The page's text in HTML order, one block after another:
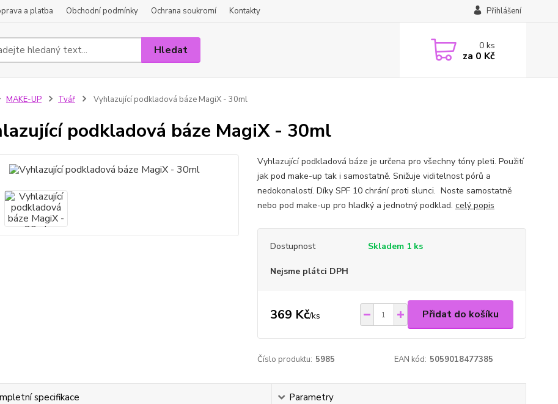
a platba Obchodní podmínky Ochrana soukromí Kontakty Přihlášení
Hledat 0ks
za 0 Kč
MAKE-UP Tvář Vyhlazující podkladová báze MagiX - 30ml
podkladová báze MagiX - 30ml
Vyhlazující podkladová báze je určena pro všechny tóny pleti. Použití
jak pod make-up tak i samostatně. Snižuje viditelnost pórů a
nedokonalostí. Díky SPF 10 chrání proti slunci. Noste samostatně
nebo pod make-up pro hladký a jednotný podklad. celý popis
Dostupnost Skladem 1 ks
Nejsme plátci DPH
369 Kč/ks Přidat do košíku
Číslo produktu: 5985 EAN kód: 5059018477385
specifikace Parametry